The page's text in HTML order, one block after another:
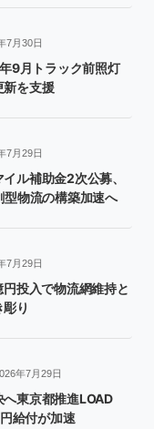
7月30日
9月トラック前照灯
新を支援
7月29日
ル補助金2次公募、
型物流の構築加速へ
7月29日
投入で物流網維持と
り
年7月29日
東京都推進LOAD
給付が加速